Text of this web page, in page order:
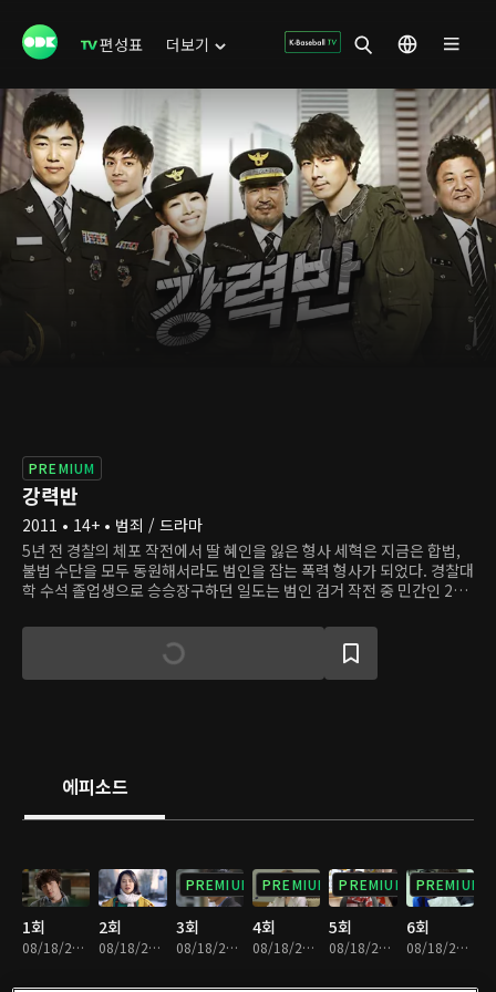
편성표 더보기
PREMIUM
강력반
2011 • 14+ • 범죄 / 드라마
5년 전 경찰의 체포 작전에서 딸 혜인을 잃은 형사 세혁은 지금은 합법,
불법 수단을 모두 동원해서라도 범인을 잡는 폭력 형사가 되었다. 경찰대
학 수석 졸업생으로 승승장구하던 일도는 범인 검거 작전 중 민간인 2명
팀이 되어 서울 강남 일대에서 일어나는 독특한 사건들을 해결하러 나선
에피소드
1회
08/18/2023 • 1시간 4분
2회
08/18/2023 • 1시간 6분
PREMIUM
3회
08/18/2023 • 1시간 7분
PREMIUM
4회
08/18/2023 • 1시간 6분
PREMIUM
5회
08/18/2023 • 1시간 9분
PREMIUM
6회
08/18/2023 • 1시간 5분